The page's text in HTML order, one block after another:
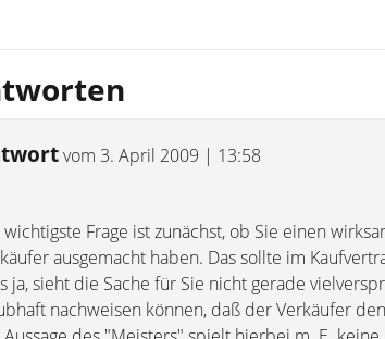
vom 3. April 2009 | 13:58
wichtigste Frage ist zunächst, ob Sie einen
ausgemacht haben. Das sollte im
ja, sieht die Sache für Sie nicht gerade
nachweisen können, daß der Verkäufer